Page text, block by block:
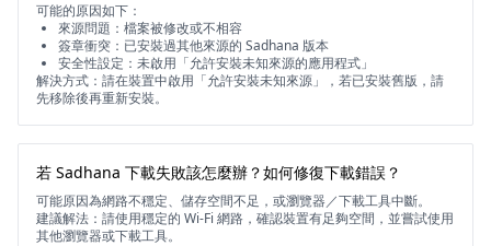
可能的原因如下：
來源問題：檔案被修改或不相容
簽章衝突：已安裝過其他來源的 Sadhana 版本
安全性設定：未啟用「允許安裝未知來源的應用程式」
解決方式：請在裝置中啟用「允許安裝未知來源」，若已安裝舊版，請
先移除後再重新安裝。
若 Sadhana 下載失敗該怎麼辦？如何修復下載錯誤？
可能原因為網路不穩定、儲存空間不足，或瀏覽器／下載工具中斷。
建議解法：請使用穩定的 Wi-Fi 網路，確認裝置有足夠空間，並嘗試使用
其他瀏覽器或下載工具。